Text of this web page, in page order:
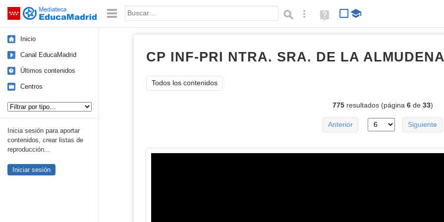
Saltar navegación Palabra o frase: Búsqueda avanzada
Ayuda
(en
Inicio
Canal EducaMadrid
Últimos contenidos
Centros
Inicia sesión para aportar
contenidos, crear listas de
reproducción...
Iniciar sesión
CP INF-PRI NTRA. SRA. DE LA ALMUDENA
Todos los contenidos
775resultados (página 6de 33)
Anterior Siguiente